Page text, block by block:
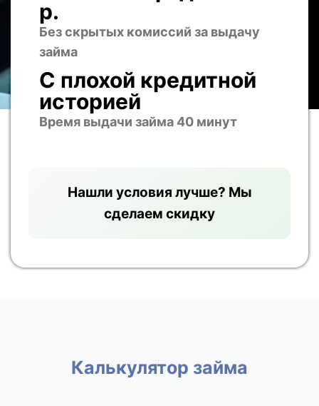
р.
Без скрытых комиссий за выдачу
займа
С плохой кредитной
историей
Время выдачи займа 40 минут
Нашли условия лучше? Мы
сделаем скидку
Калькулятор займа